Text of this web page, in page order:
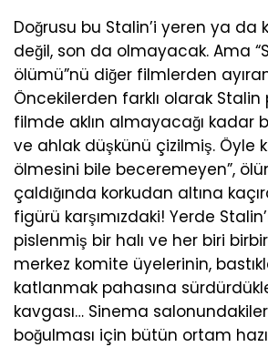
Doğrusu bu Stalin’i yeren ya da
değil, son da olmayacak. Ama
ölümü”nü diğer filmlerden
Öncekilerden farklı olarak Stalin
filmde aklın almayacağı kadar
ve ahlak düşkünü çizilmiş. Öyle
ölmesini bile beceremeyen”,
çaldığında korkudan altına
figürü karşımızdaki! Yerde
pislenmiş bir halı ve her biri
merkez komite üyelerinin,
katlanmak pahasına
kavgası… Sinema
boğulması için bütün ortam